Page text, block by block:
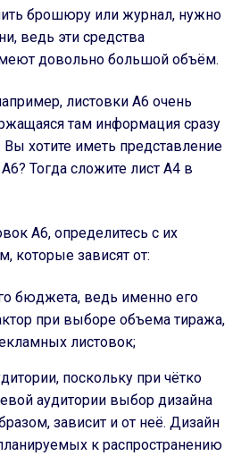
брошюру или журнал, нужно
ведь эти средства
довольно большой объём.
листовки А6 очень
там информация сразу
Вы хотите иметь представление
Тогда сложите лист А4 в
А6, определитесь с их
которые зависят от:
бюджета, ведь именно его
при выборе объема тиража,
листовок;
поскольку при чётко
аудитории выбор дизайна
зависит и от неё. Дизайн
к распространению